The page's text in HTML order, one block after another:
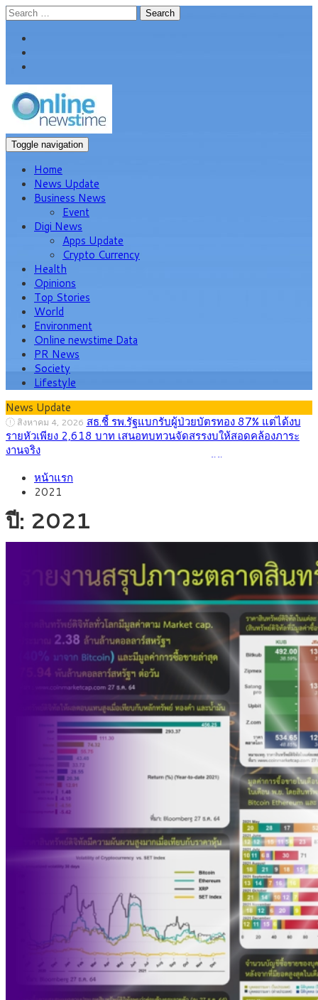
Search
Toggle navigation
Home
News Update
Business News
Event
Digi News
Apps Update
Crypto Currency
Health
Opinions
Top Stories
World
Environment
Online newstime Data
PR News
Society
Lifestyle
News Update
สิงหาคม 3, 2026 กรุงศรี คาดเงินบาทสัปดาห์นี้ซื้อขายในกรอบ
33.00-33.60 ติดตามข้อมูลจ้างงานสหรัฐฯ
เดินหน้า 5 ยุทธศาสตร์ รื้อโครงสร้างเศรษฐกิจ ดันไทยโตเต็ม
ศักยภาพ
กรกฎาคม 27, 2026
ติดลายการ์ตูน กรมศุลกากร เตือนผู้ปกครองเฝ้าระวัง หลังยึดล็อต
2569) ซื้อขายในกรอบ 33.40-34.00 มองเฟดคงดอกเบี้ย
ครม.ไฟเขียวหลักการ ร่าง พ.ร.ฎ. เปิดทาง รฟม.เดิน
หน้ารถไฟฟ้าสงขลา โมโนเรล 12.54 กม. เชื่อมเมืองหาดใหญ่
สิงหาคม 4, 2026 สธ.ชี้ รพ.รัฐแบกรับผู้ป่วยบัตรทอง 87% แต่ได้งบ
รายหัวเพียง 2,618 บาท เสนอทบทวนจัดสรรงบให้สอดคล้องภาระ
หน้าแรก
2021
ปี: 2021